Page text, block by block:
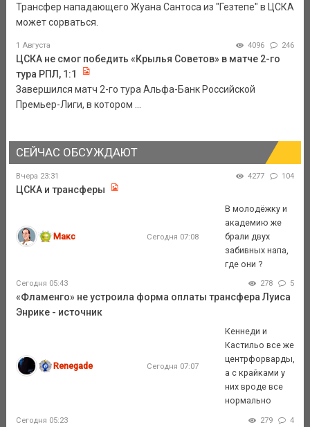
Трансфер нападающего Жуана Сантоса из "Гезтепе" в ЦСКА
может сорваться.
1 Августа 4096 246
ЦСКА не смог победить «Крылья Советов» в матче 2-го
тура РПЛ, 1:1
Завершился матч 2-го тура Альфа-Банк Российской
Премьер-Лиги, в котором ...
СЕЙЧАС ОБСУЖДАЮТ
Вчера 23:31 4277 104
ЦСКА и трансферы
Макс Сегодня 07:08
В молодёжку и
академию же
брали двух
забивных напа,
где они ?
Сегодня 05:43 278 5
«Фламенго» не устроила форма оплаты трансфера Луиса
Энрике - источник
Renegade Сегодня 07:07
Кеннеди и
Кастильо все же
центрфорварды,
а с крайками у
них вроде все
нормально
Сегодня 05:23 279 4